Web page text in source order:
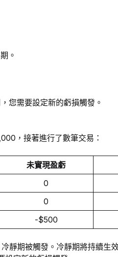
。
您需要設定新的虧損觸發。
，接著進行了數筆交易：
未實現盈虧
0
0
-$500
靜期被觸發。冷靜期將持續生